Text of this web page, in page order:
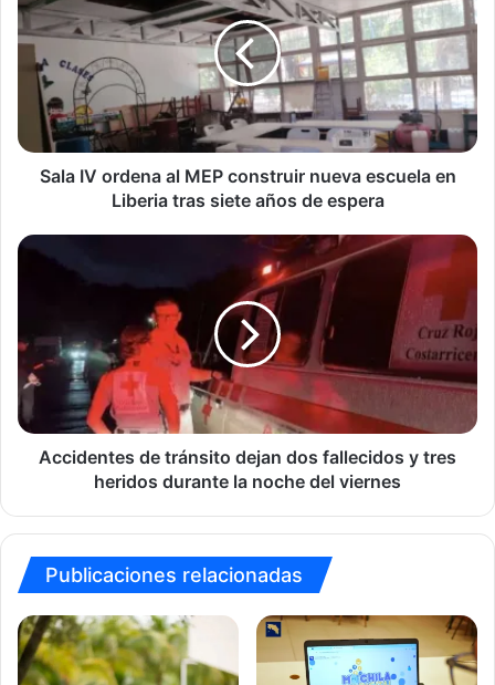
ordena
al
MEP
construir
nueva
escuela
en
Liberia
años
Sala IV ordena al MEP construir nueva escuela en
Liberia tras siete años de espera
Accidentes
dos
fallecidos
y
tres
heridos
durante
Accidentes de tránsito dejan dos fallecidos y tres
heridos durante la noche del viernes
Publicaciones relacionadas